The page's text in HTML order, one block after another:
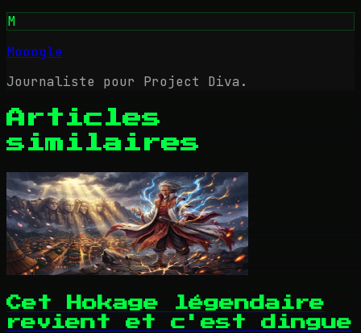
M
Mooogle
Journaliste pour Project Diva.
Articles
similaires
Cet Hokage légendaire
revient et c'est dingue